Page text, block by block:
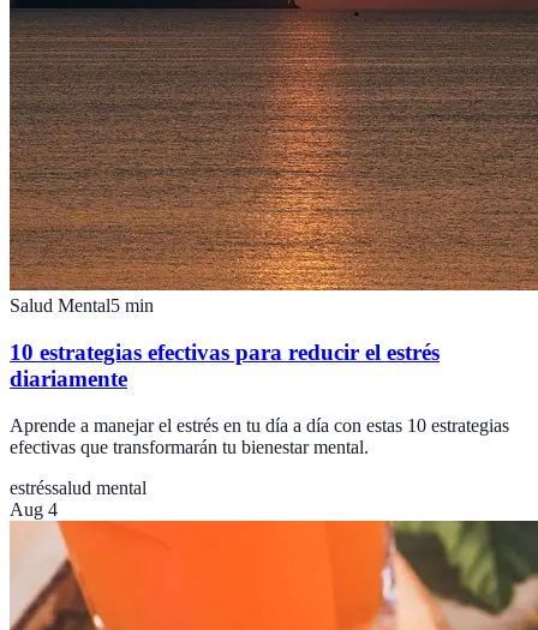
Salud Mental5 min
10 estrategias efectivas para reducir el estrés
diariamente
Aprende a manejar el estrés en tu día a día con estas 10 estrategias
efectivas que transformarán tu bienestar mental.
estréssalud mental
Aug 4